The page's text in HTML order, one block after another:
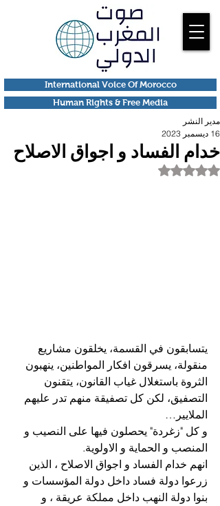
Human Rights & Free Media
International Voice Of Morocco
خدام الفساد و اجواق الاصلاح
مدير النشر
16 ديسمبر 2023
تم التقييم بـ ليس رقمًا من أصل 5 نجوم.
يتسابقون في القسمة، يخلقون مشاريع
منقولة، يسرقون افكار المواطنين، ينهبون
الثروة باستغلال غياب القانون، يتقنون
التصفيق، لكن كل تصفيقة منهم تدر عليهم
الملايير…
و كل "زغردة" يحصلون فيها على النصيب و
المنصب و الحماية و الاولوية.
انهم خدام الفساد و اجواق الاصلاح ، الذين
زرعوا دولة فساد داخل دولة المؤسسات و
بنوا دولة النهب داخل مملكة عريقة ، و